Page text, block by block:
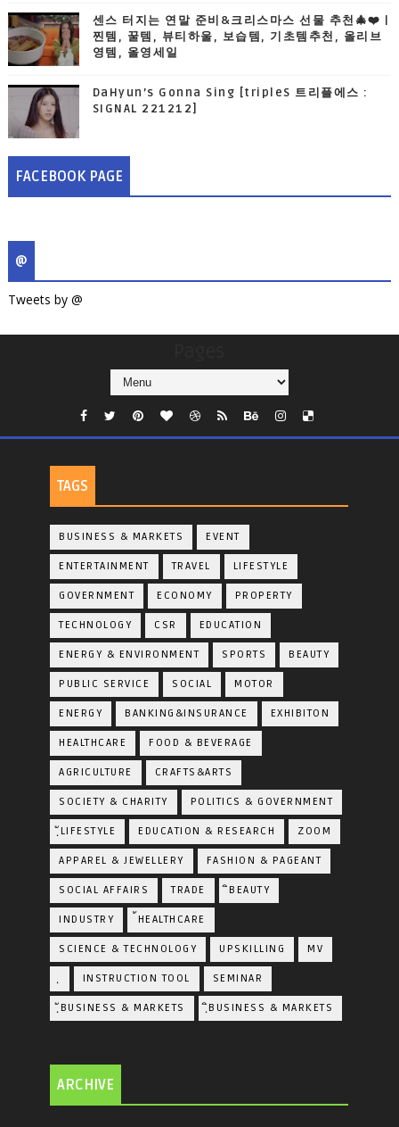
센스 터지는 연말 준비&크리스마스 선물 추천🎄❤️ |
찐템, 꿀템, 뷰티하울, 보습템, 기초템추천, 올리브
영템, 올영세일
DaHyun’s Gonna Sing [tripleS 트리플에스 :
SIGNAL 221212]
FACEBOOK PAGE
@
Tweets by @
TAGS
BUSINESS & MARKETS EVENT
ENTERTAINMENT TRAVEL LIFESTYLE
GOVERNMENT ECONOMY PROPERTY
TECHNOLOGY CSR EDUCATION
ENERGY & ENVIRONMENT SPORTS BEAUTY
PUBLIC SERVICE SOCIAL MOTOR
ENERGY BANKING&INSURANCE EXHIBITON
HEALTHCARE FOOD & BEVERAGE
AGRICULTURE CRAFTS&ARTS
SOCIETY & CHARITY POLITICS & GOVERNMENT
ฺัLIFESTYLE EDUCATION & RESEARCH ZOOM
APPAREL & JEWELLERY FASHION & PAGEANT
SOCIAL AFFAIRS TRADE ิBEAUTY
INDUSTRY ้HEALTHCARE
SCIENCE & TECHNOLOGY UPSKILLING MV
INSTRUCTION TOOL SEMINAR
ฺัBUSINESS & MARKETS ฺิBUSINESS & MARKETS
ARCHIVE